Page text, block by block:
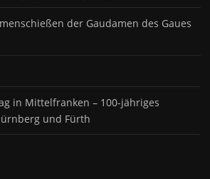
der Gaudamen des Gaues
in Mittelfranken – 100-jähriges
und Fürth